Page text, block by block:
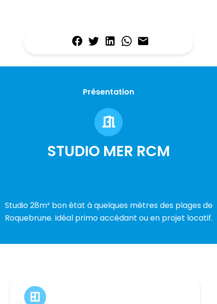
Présentation
STUDIO MER RCM
Studio 28m² bon état à quelques mètres des plages de
Roquebrune. Idéal primo accédant ou en projet locatif.